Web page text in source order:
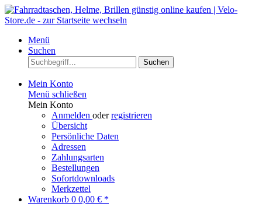
Menü
Suchen
Suchen
Mein Konto
Menü schließen
Mein Konto
Anmelden oderregistrieren
Übersicht
Persönliche Daten
Adressen
Zahlungsarten
Bestellungen
Sofortdownloads
Merkzettel
Warenkorb 0 0,00 € *